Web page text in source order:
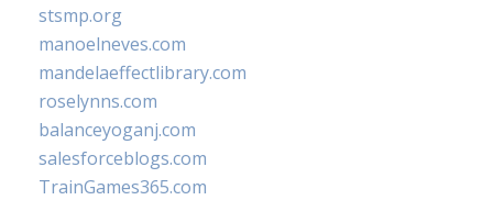
stsmp.org
manoelneves.com
mandelaeffectlibrary.com
roselynns.com
balanceyoganj.com
salesforceblogs.com
TrainGames365.com